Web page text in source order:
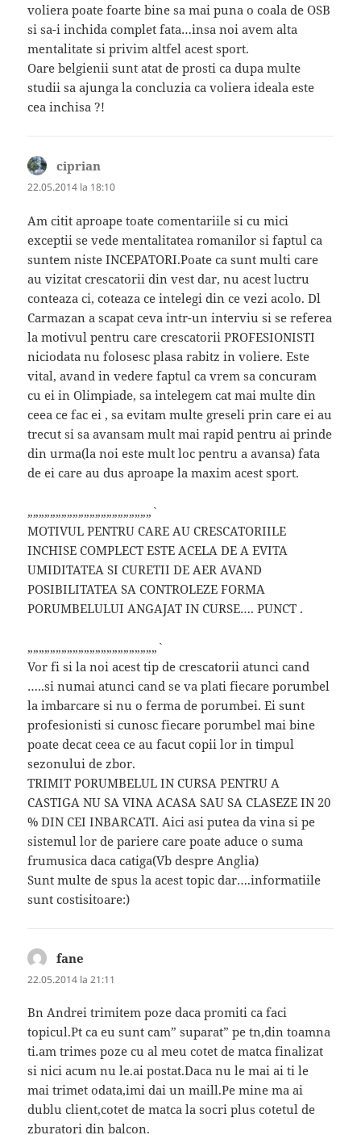
voliera poate foarte bine sa mai puna o coala de OSB
si sa-i inchida complet fata…insa noi avem alta
mentalitate si privim altfel acest sport.
Oare belgienii sunt atat de prosti ca dupa multe
studii sa ajunga la concluzia ca voliera ideala este
cea inchisa ?!
ciprian
22.05.2014 la 18:10
Am citit aproape toate comentariile si cu mici
exceptii se vede mentalitatea romanilor si faptul ca
suntem niste INCEPATORI.Poate ca sunt multi care
au vizitat crescatorii din vest dar, nu acest luctru
conteaza ci, coteaza ce intelegi din ce vezi acolo. Dl
Carmazan a scapat ceva intr-un interviu si se referea
la motivul pentru care crescatorii PROFESIONISTI
niciodata nu folosesc plasa rabitz in voliere. Este
vital, avand in vedere faptul ca vrem sa concuram
cu ei in Olimpiade, sa intelegem cat mai multe din
ceea ce fac ei , sa evitam multe greseli prin care ei au
trecut si sa avansam mult mai rapid pentru ai prinde
din urma(la noi este mult loc pentru a avansa) fata
de ei care au dus aproape la maxim acest sport.
„„„„„„„„„„„„„„„„„„„„„„`
MOTIVUL PENTRU CARE AU CRESCATORIILE
INCHISE COMPLECT ESTE ACELA DE A EVITA
UMIDITATEA SI CURETII DE AER AVAND
POSIBILITATEA SA CONTROLEZE FORMA
PORUMBELULUI ANGAJAT IN CURSE…. PUNCT .
„„„„„„„„„„„„„„„„„„„„„„„`
Vor fi si la noi acest tip de crescatorii atunci cand
…..si numai atunci cand se va plati fiecare porumbel
la imbarcare si nu o ferma de porumbei. Ei sunt
profesionisti si cunosc fiecare porumbel mai bine
poate decat ceea ce au facut copii lor in timpul
sezonului de zbor.
TRIMIT PORUMBELUL IN CURSA PENTRU A
CASTIGA NU SA VINA ACASA SAU SA CLASEZE IN 20
% DIN CEI INBARCATI. Aici asi putea da vina si pe
sistemul lor de pariere care poate aduce o suma
frumusica daca catiga(Vb despre Anglia)
Sunt multe de spus la acest topic dar….informatiile
sunt costisitoare:)
fane
22.05.2014 la 21:11
Bn Andrei trimitem poze daca promiti ca faci
topicul.Pt ca eu sunt cam” suparat” pe tn,din toamna
ti.am trimes poze cu al meu cotet de matca finalizat
si nici acum nu le.ai postat.Daca nu le mai ai ti le
mai trimet odata,imi dai un maill.Pe mine ma ai
dublu client,cotet de matca la socri plus cotetul de
zburatori din balcon.